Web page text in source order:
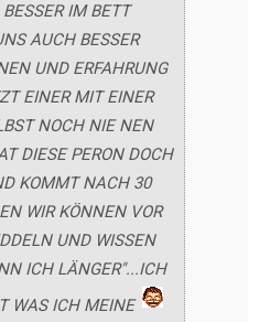
IM BETT
AUCH BESSER
UND ERFAHRUNG
EINER MIT EINER
NOCH NIE NEN
DIESE PERON DOCH
KOMMT NACH 30
WIR KÖNNEN VOR
UND WISSEN
ICH LÄNGER"...ICH
WAS ICH MEINE